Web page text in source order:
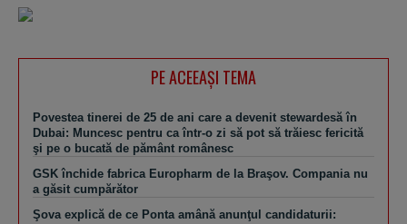
PE ACEEAŞI TEMA
Povestea tinerei de 25 de ani care a devenit stewardesă în
Dubai: Muncesc pentru ca într-o zi să pot să trăiesc fericită
şi pe o bucată de pământ românesc
GSK închide fabrica Europharm de la Braşov. Compania nu
a găsit cumpărător
Şova explică de ce Ponta amână anunţul candidaturii: